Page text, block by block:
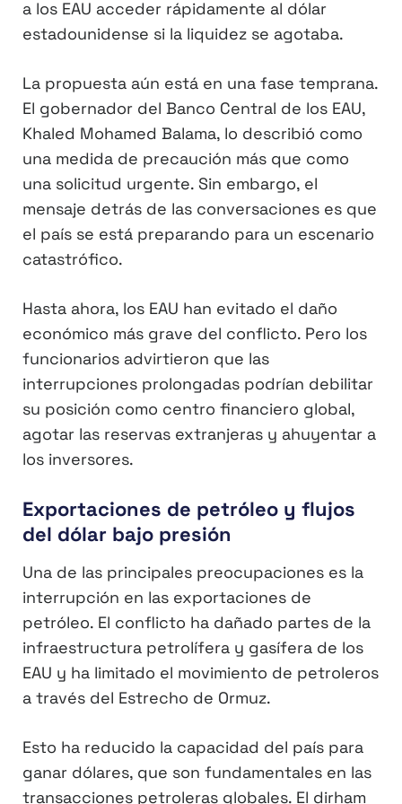
a los EAU acceder rápidamente al dólar
estadounidense si la liquidez se agotaba.
La propuesta aún está en una fase temprana.
El gobernador del Banco Central de los EAU,
Khaled Mohamed Balama, lo describió como
una medida de precaución más que como
una solicitud urgente. Sin embargo, el
mensaje detrás de las conversaciones es que
el país se está preparando para un escenario
catastrófico.
Hasta ahora, los EAU han evitado el daño
económico más grave del conflicto. Pero los
funcionarios advirtieron que las
interrupciones prolongadas podrían debilitar
su posición como centro financiero global,
agotar las reservas extranjeras y ahuyentar a
los inversores.
Exportaciones de petróleo y flujos
del dólar bajo presión
Una de las principales preocupaciones es la
interrupción en las exportaciones de
petróleo. El conflicto ha dañado partes de la
infraestructura petrolífera y gasífera de los
EAU y ha limitado el movimiento de petroleros
a través del Estrecho de Ormuz.
Esto ha reducido la capacidad del país para
ganar dólares, que son fundamentales en las
transacciones petroleras globales. El dirham